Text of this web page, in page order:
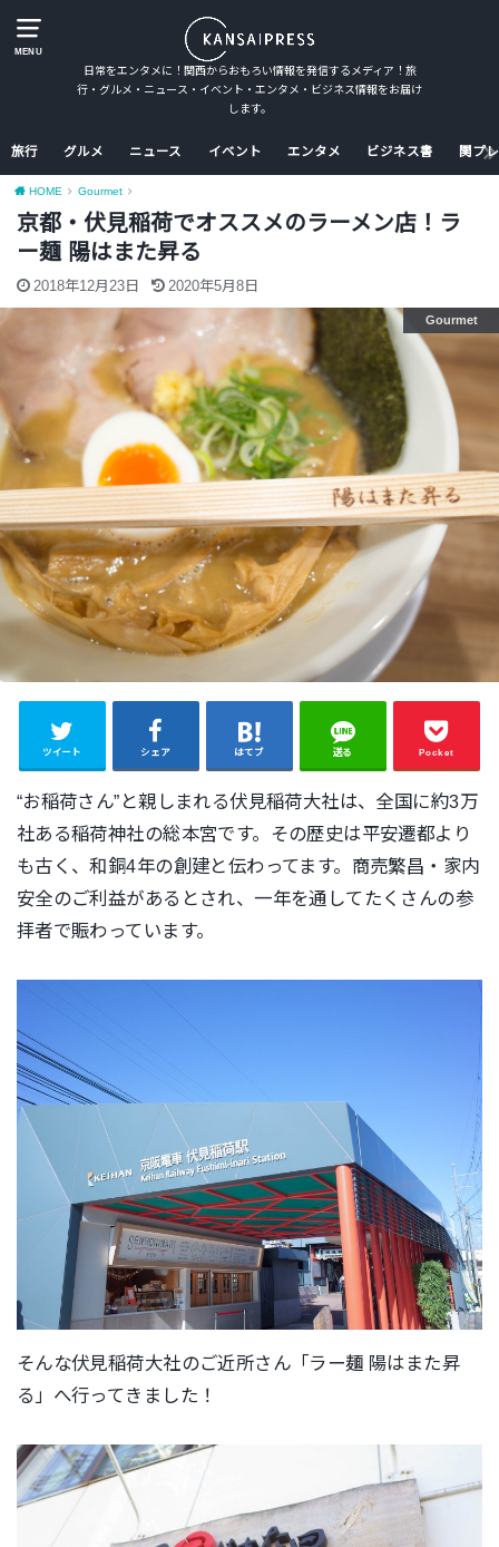
MENU
日常をエンタメに！関西からおもろい情報を発信するメディア！旅
行・グルメ・ニュース・イベント・エンタメ・ビジネス情報をお届け
します。
旅行 グルメ ニュース イベント エンタメ ビジネス書 関プ
HOME Gourmet
京都・伏見稲荷でオススメのラーメン店！ラ
ー麺 陽はまた昇る
2018年12月23日 2020年5月8日
Gourmet
ツイート シェア はてブ 送る Pocket
“お稲荷さん”と親しまれる伏見稲荷大社は、全国に約3万
社ある稲荷神社の総本宮です。その歴史は平安遷都より
も古く、和銅4年の創建と伝わってます。商売繁昌・家内
安全のご利益があるとされ、一年を通してたくさんの参
拝者で賑わっています。
そんな伏見稲荷大社のご近所さん「ラー麺 陽はまた昇
る」へ行ってきました！